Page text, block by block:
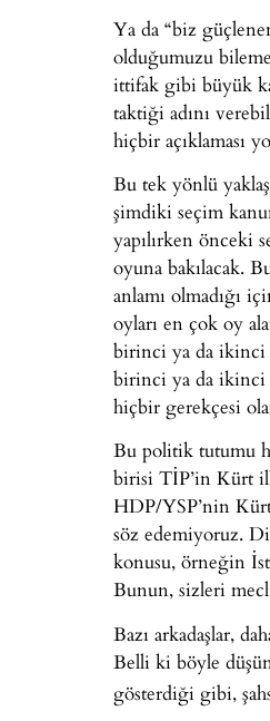
Ya da “biz
olduğumuzu
ittifak gibi büyük
taktiği adını
hiçbir açıklaması
Bu tek yönlü
şimdiki seçim
yapılırken önceki
oyuna bakılacak.
anlamı olmadığı
oyları en çok oy
birinci ya da ikinci
birinci ya da ikinci
hiçbir gerekçesi
Bu politik tutumu
birisi TİP’in Kürt
HDP/YSP’nin
söz edemiyoruz.
konusu, örneğin
Bunun, sizleri
Bazı arkadaşlar,
Belli ki böyle
gösterdiği gibi,